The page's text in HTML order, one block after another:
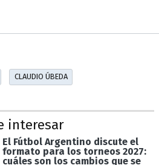
CLAUDIO ÚBEDA
interesar
El Fútbol Argentino discute el
formato para los torneos 2027:
cuáles son los cambios que se